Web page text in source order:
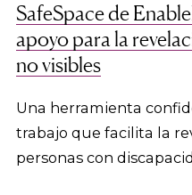
SafeSpace de
apoyo para la
no visibles
Una herramienta
trabajo que facilita la
personas con